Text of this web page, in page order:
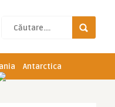
Antarctica